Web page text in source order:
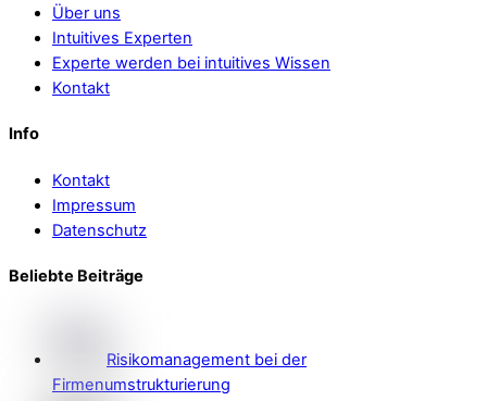
Über uns
Intuitives Experten
Experte werden bei intuitives Wissen
Kontakt
Info
Kontakt
Impressum
Datenschutz
Beliebte Beiträge
Risikomanagement bei der
Firmenumstrukturierung